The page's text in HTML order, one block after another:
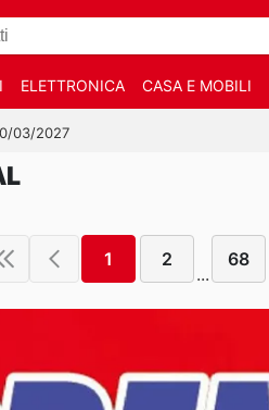
ELETTRONICA CASA E MOBILI
03/2027
1 2
...
68